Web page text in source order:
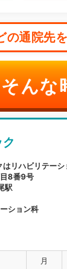
の通院先
そんな
リハビリテー
8番9号
駅
ション科
月